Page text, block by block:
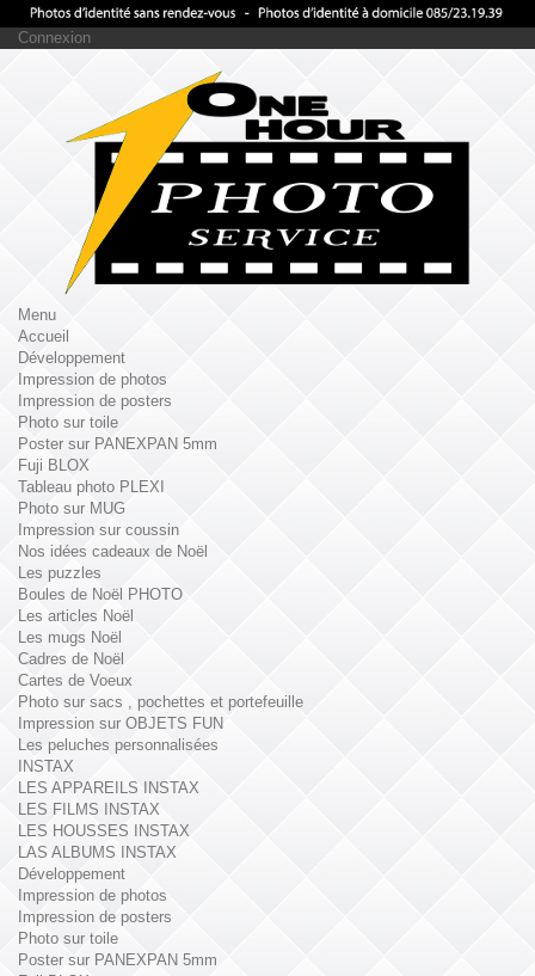
Connexion
Menu
Accueil
Développement
Impression de photos
Impression de posters
Photo sur toile
Poster sur PANEXPAN 5mm
Fuji BLOX
Tableau photo PLEXI
Photo sur MUG
Impression sur coussin
Nos idées cadeaux de Noël
Les puzzles
Boules de Noël PHOTO
Les articles Noël
Les mugs Noël
Cadres de Noël
Cartes de Voeux
Photo sur sacs , pochettes et portefeuille
Impression sur OBJETS FUN
Les peluches personnalisées
INSTAX
LES APPAREILS INSTAX
LES FILMS INSTAX
LES HOUSSES INSTAX
LAS ALBUMS INSTAX
Développement
Impression de photos
Impression de posters
Photo sur toile
Poster sur PANEXPAN 5mm